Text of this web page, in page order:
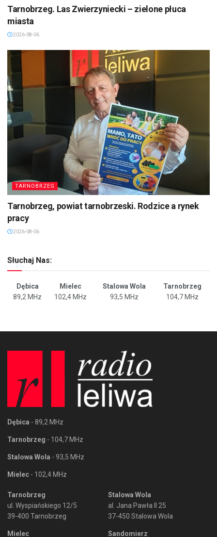
Tarnobrzeg. Las Zwierzyniecki – zielone płuca
miasta
2026-08-06
TARNOBRZEG
Tarnobrzeg, powiat tarnobrzeski. Rodzice a rynek
pracy
2026-08-06
Słuchaj Nas:
Dębica Mielec Stalowa Wola
Tarnobrzeg
89,2 MHz
102,4 MHz 93,5 MHz 104,7 MHz
Dębica - 89,2 MHz
Tarnobrzeg - 104,7 MHz
Stalowa Wola - 93,5 MHz
Mielec - 102,4 MHz
Tarnobrzeg
ul. Wyspiańskiego 12/5
39-400 Tarnobrzeg
Mielec
Stalowa Wola
al. Jana Pawła II 25
37-450 Stalowa Wola
Sandomierz